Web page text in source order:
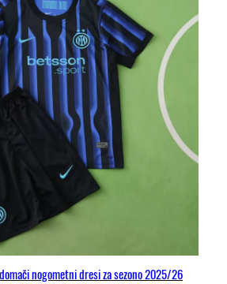
nogometni dresi za sezono 2025/26